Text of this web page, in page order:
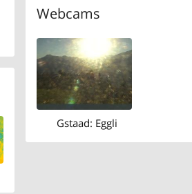
Webcams
Gstaad: Eggli